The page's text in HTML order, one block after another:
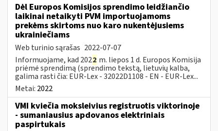
Dėl Europos Komisijos sprendimo leidžiančio
laikinai netaikyti PVM importuojamoms
prekėms skirtoms nuo karo nukentėjusiems
ukrainiečiams
Web turinio sąrašas 2022-07-07
Informuojame, kad 2022 m. liepos 1 d. Europos Komisija
priėmė sprendimą (sprendimo tekstą, lietuvių kalba,
galima rasti čia: EUR-Lex - 32022D1108 - EN - EUR-Lex...
Metai: 2022
VMI kviečia moksleivius registruotis viktorinoje
- sumaniausius apdovanos elektriniais
paspirtukais